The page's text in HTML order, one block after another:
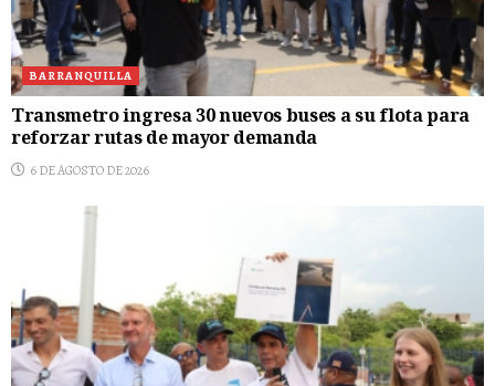
BARRANQUILLA
Transmetro ingresa 30 nuevos buses a su flota para
reforzar rutas de mayor demanda
6 DE AGOSTO DE 2026